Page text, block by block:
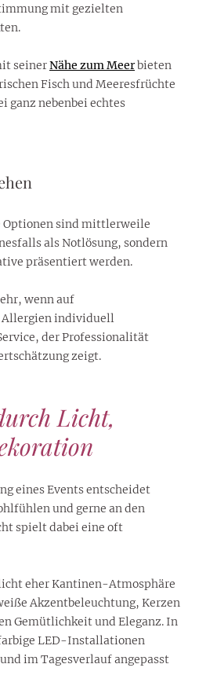
mit gezielten
seinerNähe zum Meerbieten
Fisch und Meeresfrüchte
ganz nebenbei echtes
Optionen sind mittlerweile
als Notlösung, sondern
präsentiert werden.
wenn auf
Allergien individuell
der Professionalität
zeigt.
Licht,
eines Events entscheidet
und gerne an den
spielt dabei eine oft
eher Kantinen-Atmosphäre
Akzentbeleuchtung, Kerzen
Gemütlichkeit und Eleganz. In
LED-Installationen
im Tagesverlauf angepasst